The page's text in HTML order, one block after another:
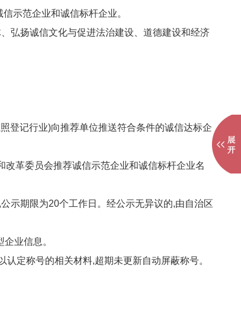
示范企业和诚信标杆企业。
弘扬诚信文化与促进法治建设、道德建设和经济
登记行业)向推荐单位推送符合条件的诚信达标企
革委员会推荐诚信示范企业和诚信标杆企业名
示期限为20个工作日。经公示无异议的,由自治区
业信息。
定称号的相关材料,超期未更新自动屏蔽称号。